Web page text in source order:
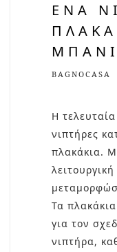
ΈΝΑ
BAGNOCASA
Η
νιπτήρες
πλακάκια.
Τα
για τον
νιπτήρα,